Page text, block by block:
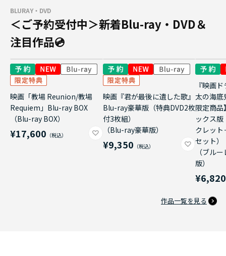
BLURAY・DVD
＜ご予約受付中＞新着Blu-ray・DVD＆
注目作品💿
映画「教場 Reunion/教場
Requiem」Blu-ray BOX
（Blu-ray BOX）
¥17,600
映画『君が最後に遺した歌』
Blu-ray豪華版（特典DVD2枚
付3枚組）
（Blu-ray豪華版）
¥9,350
『映画
太の海底
限定商品
ックス
クレッ
セット）
（ブル
版）
¥6,820
作品一覧を見る